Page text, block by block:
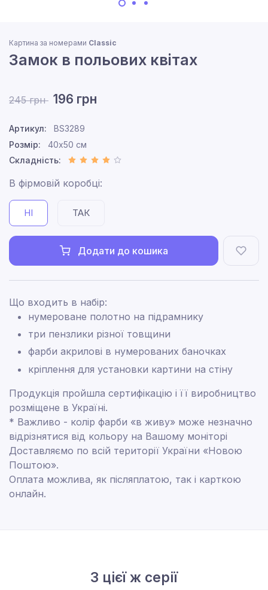
Картина за номерами Classic
Замок в польових квітах
245 грн 196 грн
Артикул:
BS3289
Розмір:
40x50 см
Складність:
В фірмовій коробці:
НІ ТАК
Додати до кошика
Що входить в набір:
нумероване полотно на підрамнику
три пензлики різної товщини
фарби акрилові в нумерованих баночках
кріплення для установки картини на стіну
Продукція пройшла сертифікацію і її виробництво
розміщене в Україні.
* Важливо - колір фарби «в живу» може незначно
відрізнятися від кольору на Вашому моніторі
Доставляємо по всій території України «Новою
Поштою».
Оплата можлива, як післяплатою, так і карткою
онлайн.
З цієї ж серії